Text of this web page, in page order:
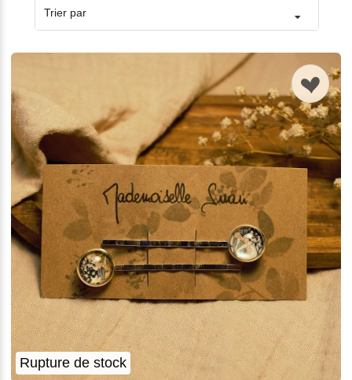
Trier par
Rupture de stock
n